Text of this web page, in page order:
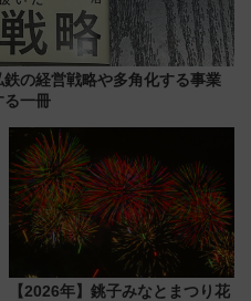
の経営戦略や多角化する事業
る一冊
【2026年】銚子みなとまつり花